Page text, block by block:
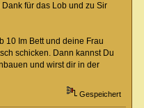
für das Lob und zu Sir
10 Im Bett und deine Frau
schicken. Dann kannst Du
und wirst dir in der
Gespeichert